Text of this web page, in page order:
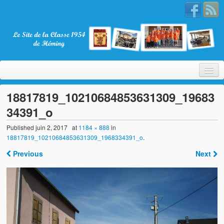
Bienvenue
La Classe 1954
Les membres
Nos partenaires
18817819_10210684853631309_19683
34391_o
Publishedjuin 2, 2017 at 1184 × 888 in
18817819_10210684853631309_1968334391_o.
Previous Next